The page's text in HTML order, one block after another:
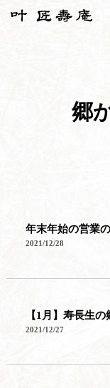
郷
年末年始の営業
2021/12/28
【1月】寿長生
2021/12/27